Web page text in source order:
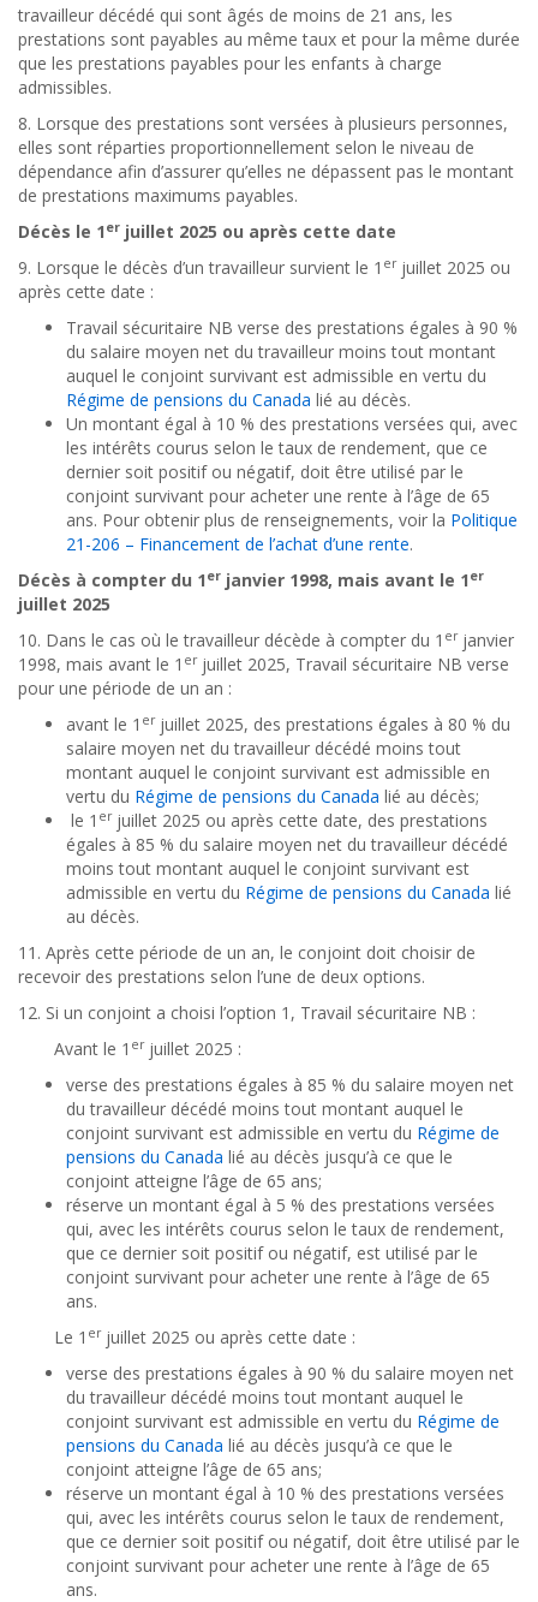
travailleur décédé qui sont âgés de moins de 21 ans, les
prestations sont payables au même taux et pour la même durée
que les prestations payables pour les enfants à charge
admissibles.
8. Lorsque des prestations sont versées à plusieurs personnes,
elles sont réparties proportionnellement selon le niveau de
dépendance afin d’assurer qu’elles ne dépassent pas le montant
de prestations maximums payables.
Décès le 1 er juillet 2025 ou après cette date
9. Lorsque le décès d’un travailleur survient le 1 erjuillet 2025 ou
après cette date :
Travail sécuritaire NB verse des prestations égales à 90 %
du salaire moyen net du travailleur moins tout montant
auquel le conjoint survivant est admissible en vertu du
Régime de pensions du Canada lié au décès.
Un montant égal à 10 % des prestations versées qui, avec
les intérêts courus selon le taux de rendement, que ce
dernier soit positif ou négatif, doit être utilisé par le
conjoint survivant pour acheter une rente à l’âge de 65
ans. Pour obtenir plus de renseignements, voir la Politique
21-206 – Financement de l’achat d’une rente.
Décès à compter du 1 er janvier 1998, mais avant le 1 er
juillet 2025
10. Dans le cas où le travailleur décède à compter du 1 erjanvier
1998, mais avant le 1 erjuillet 2025, Travail sécuritaire NB verse
pour une période de un an :
avant le 1 erjuillet 2025, des prestations égales à 80 % du
salaire moyen net du travailleur décédé moins tout
montant auquel le conjoint survivant est admissible en
vertu du Régime de pensions du Canada lié au décès;
le 1 erjuillet 2025 ou après cette date, des prestations
égales à 85 % du salaire moyen net du travailleur décédé
moins tout montant auquel le conjoint survivant est
admissible en vertu du Régime de pensions du Canada lié
au décès.
11. Après cette période de un an, le conjoint doit choisir de
recevoir des prestations selon l’une de deux options.
12. Si un conjoint a choisi l’option 1, Travail sécuritaire NB :
Avant le 1 er juillet 2025 :
verse des prestations égales à 85 % du salaire moyen net
du travailleur décédé moins tout montant auquel le
conjoint survivant est admissible en vertu du Régime de
pensions du Canada lié au décès jusqu’à ce que le
conjoint atteigne l’âge de 65 ans;
réserve un montant égal à 5 % des prestations versées
qui, avec les intérêts courus selon le taux de rendement,
que ce dernier soit positif ou négatif, est utilisé par le
conjoint survivant pour acheter une rente à l’âge de 65
ans.
Le 1 erjuillet 2025 ou après cette date :
verse des prestations égales à 90 % du salaire moyen net
du travailleur décédé moins tout montant auquel le
conjoint survivant est admissible en vertu du Régime de
pensions du Canada lié au décès jusqu’à ce que le
conjoint atteigne l’âge de 65 ans;
réserve un montant égal à 10 % des prestations versées
qui, avec les intérêts courus selon le taux de rendement,
que ce dernier soit positif ou négatif, doit être utilisé par le
conjoint survivant pour acheter une rente à l’âge de 65
ans.